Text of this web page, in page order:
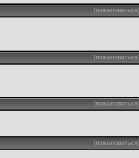
[пожаловаться]
[пожаловаться]
[пожаловаться]
[пожаловаться]